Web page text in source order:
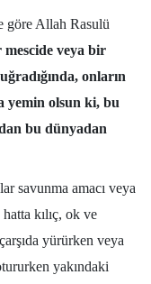
göre Allah Rasulü
veya bir
onların
yemin olsun ki, bu
bu dünyadan
savunma amacı veya
kılıç, ok ve
yürürken veya
yakındaki